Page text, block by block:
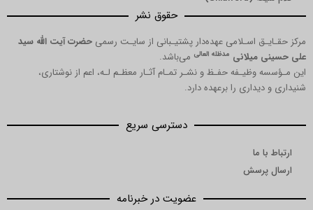
حقوق نشر
اسـلامی عهده‌دار پشتیـبانی از سایـت رسمی حضرت آیت الله سید
مدظله العالیمی‌باشد.
حفـظ و نشـر تمـام آثـار معظـم لـه، اعم از نوشتاری،
را برعهده دارد.
دسترسی سریع
عضویت در خبرنامه